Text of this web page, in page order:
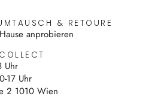
& RETOURE
anprobieren
Uhr
17 Uhr
2 1010 Wien